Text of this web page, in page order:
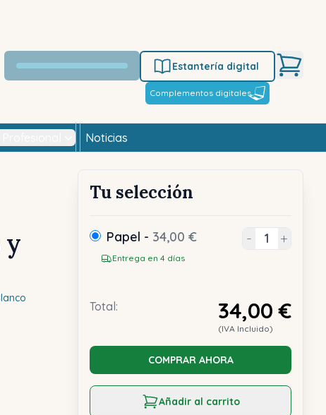
Estantería digital
Complementos digitales
Noticias
y
Tu selección
Papel - 34,00 €
Entrega en 4 días
- +
Total: 34,00 €
(IVA Incluido)
COMPRAR AHORA
Añadir al carrito